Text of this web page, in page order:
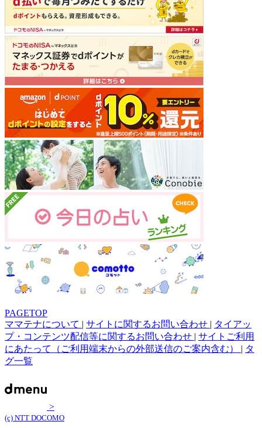
PAGETOP
ママテナについて | サイトに関するお問い合わせ | タイアッ
プ・コンテンツ配信等に関するお問い合わせ | サイトご利用
にあたって（ご利用端末からの外部送信のご案内含む） | タ
グ一覧
>
(c) NTT DOCOMO